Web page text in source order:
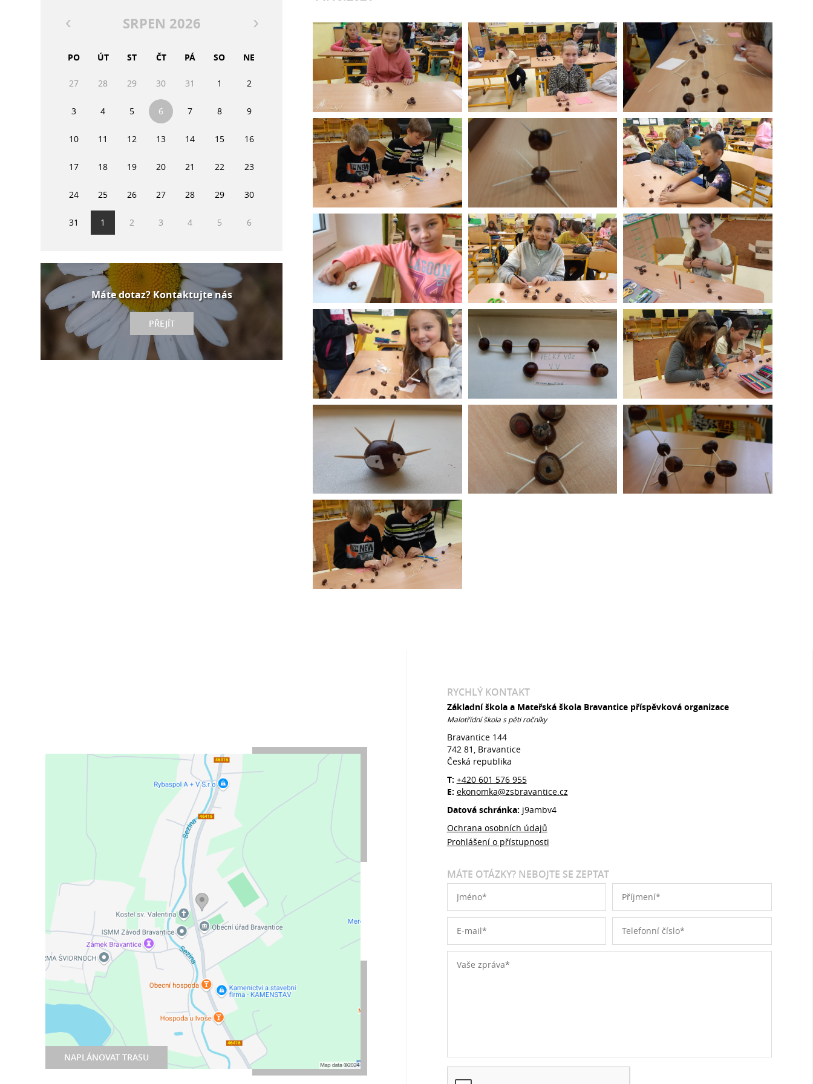
SRPEN 2026
PO ÚT ST ČT PÁ SO NE
27 28 29 30 31 1 2
3 4 5 6 7 8 9
10 11 12 13 14 15 16
17 18 19 20 21 22 23
24 25 26 27 28 29 30
31 1 2 3 4 5 6
Máte dotaz? Kontaktujte nás
PŘEJÍT
NAPLÁNOVAT TRASU
RYCHLÝ KONTAKT
Základní škola a Mateřská škola Bravantice příspěvková organizace
Malotřídní škola s pěti ročníky
Bravantice 144
742 81, Bravantice
Česká republika
T: +420 601 576 955
E: ekonomka@zsbravantice.cz
Datová schránka: j9ambv4
Ochrana osobních údajů
Prohlášení o přístupnosti
MÁTE OTÁZKY? NEBOJTE SE ZEPTAT